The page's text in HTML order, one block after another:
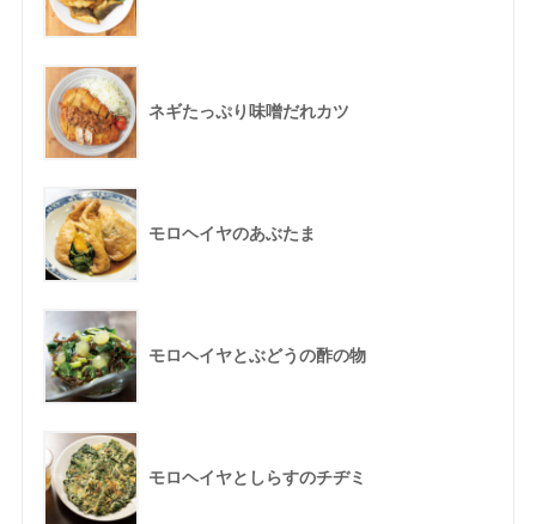
ネギたっぷり味噌だれカツ
モロヘイヤのあぶたま
モロヘイヤとぶどうの酢の物
モロヘイヤとしらすのチヂミ